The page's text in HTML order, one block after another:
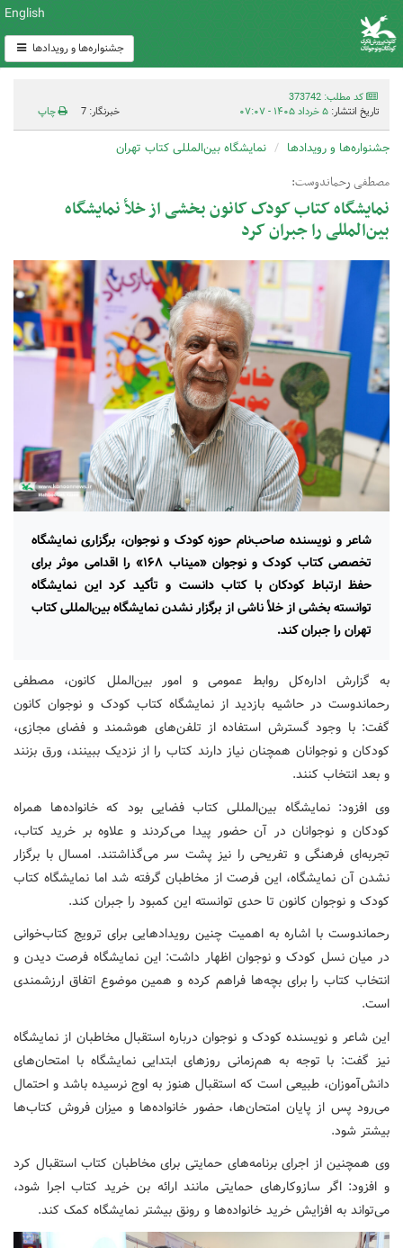
English
جشنواره‌ها و رویدادها
کد مطلب: 373742
تاریخ انتشار: ۵ خرداد ۱۴۰۵ - ۰۷:۰۷ خبرنگار: 7 چاپ
جشنواره‌ها و رویدادها نمایشگاه بین‌المللی کتاب تهران
مصطفی رحماندوست:
نمایشگاه کتاب کودک کانون بخشی از خلأ نمایشگاه
بین‌المللی را جبران کرد
شاعر و نویسنده صاحب‌نام حوزه کودک و نوجوان، برگزاری نمایشگاه
تخصصی کتاب کودک و نوجوان «میناب ۱۶۸» را اقدامی موثر برای
حفظ ارتباط کودکان با کتاب دانست و تأکید کرد این نمایشگاه
توانسته بخشی از خلأ ناشی از برگزار نشدن نمایشگاه بین‌المللی کتاب
تهران را جبران کند.
به گزارش اداره‌کل روابط عمومی و امور بین‌الملل کانون، مصطفی
رحماندوست در حاشیه بازدید از نمایشگاه کتاب کودک و نوجوان کانون
گفت: با وجود گسترش استفاده از تلفن‌های هوشمند و فضای مجازی،
کودکان و نوجوانان همچنان نیاز دارند کتاب را از نزدیک ببینند، ورق بزنند
و بعد انتخاب کنند.
وی افزود: نمایشگاه بین‌المللی کتاب فضایی بود که خانواده‌ها همراه
کودکان و نوجوانان در آن حضور پیدا می‌کردند و علاوه بر خرید کتاب،
تجربه‌ای فرهنگی و تفریحی را نیز پشت سر می‌گذاشتند. امسال با برگزار
نشدن آن نمایشگاه، این فرصت از مخاطبان گرفته شد اما نمایشگاه کتاب
کودک و نوجوان کانون تا حدی توانسته این کمبود را جبران کند.
رحماندوست با اشاره به اهمیت چنین رویدادهایی برای ترویج کتاب‌خوانی
در میان نسل کودک و نوجوان اظهار داشت: این نمایشگاه فرصت دیدن و
انتخاب کتاب را برای بچه‌ها فراهم کرده و همین موضوع اتفاق ارزشمندی
است.
این شاعر و نویسنده کودک و نوجوان درباره استقبال مخاطبان از نمایشگاه
نیز گفت: با توجه به هم‌زمانی روزهای ابتدایی نمایشگاه با امتحان‌های
دانش‌آموزان، طبیعی است که استقبال هنوز به اوج نرسیده باشد و احتمال
می‌رود پس از پایان امتحان‌ها، حضور خانواده‌ها و میزان فروش کتاب‌ها
بیشتر شود.
وی همچنین از اجرای برنامه‌های حمایتی برای مخاطبان کتاب استقبال کرد
و افزود: اگر سازوکارهای حمایتی مانند ارائه بن خرید کتاب اجرا شود،
می‌تواند به افزایش خرید خانواده‌ها و رونق بیشتر نمایشگاه کمک کند.